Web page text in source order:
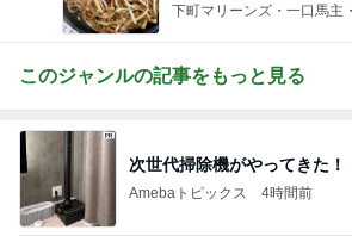
下町マリーンズ・一口馬主
このジャンルの記事をもっと見る
次世代掃除機がやってきた！
Amebaトピックス 4時間前